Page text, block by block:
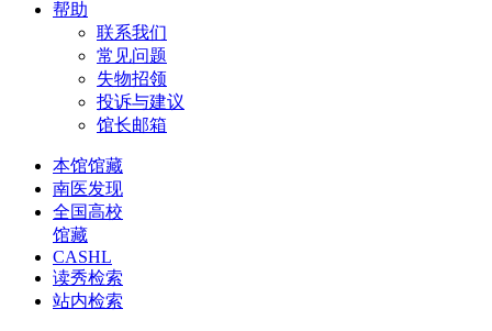
帮助
联系我们
常见问题
失物招领
投诉与建议
馆长邮箱
本馆馆藏
南医发现
全国高校
馆藏
CASHL
读秀检索
站内检索